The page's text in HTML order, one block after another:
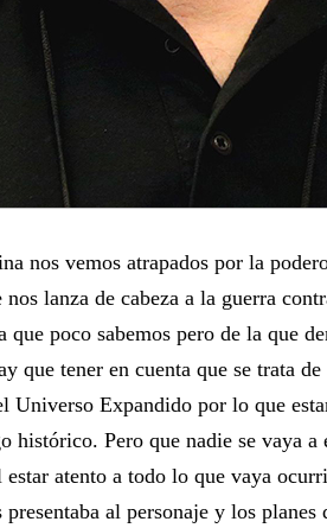
nos vemos atrapados por la
lanza de cabeza a la guerra
que poco sabemos pero de la que
que tener en cuenta que se trata
Universo Expandido por lo que
histórico. Pero que nadie se vaya
atento a todo lo que vaya
al personaje y los planes